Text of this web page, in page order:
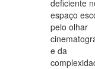
deficiente
espaço
pelo olhar
e da